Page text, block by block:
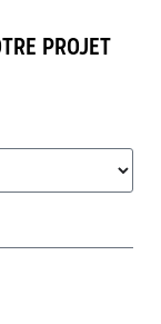
PROJET